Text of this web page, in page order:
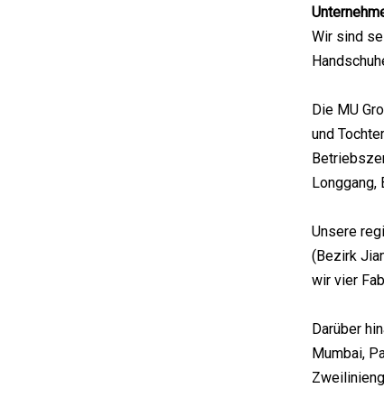
Wir sind
Die MU
und
Longgang,
Unsere
(Bezirk
wir vier
Darüber
Mumbai,